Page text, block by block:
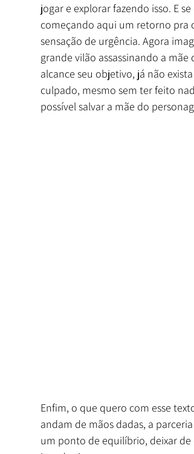
jogar e explorar fazendo isso. E
começando aqui um retorno pra
sensação de urgência. Agora
grande vilão assassinando a
alcance seu objetivo, já não
culpado, mesmo sem ter feito
possível salvar a mãe do
Enfim, o que quero com esse
andam de mãos dadas, a
um ponto de equilíbrio, deixar